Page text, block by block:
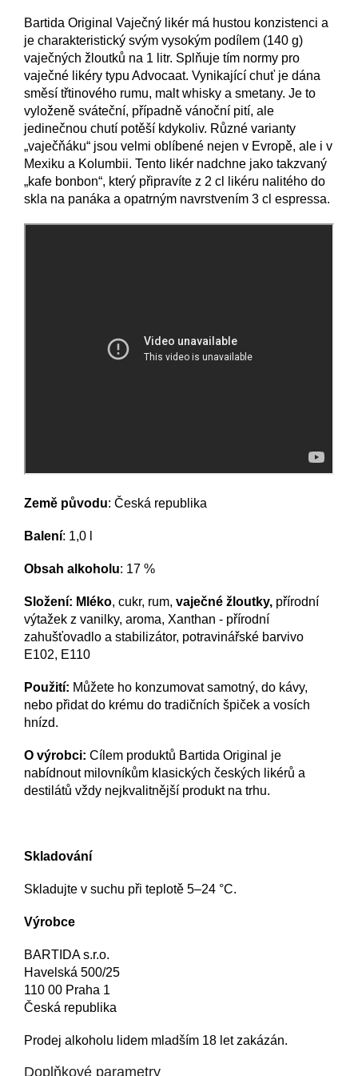
Bartida Original Vaječný likér má hustou konzistenci a
je charakteristický svým vysokým podílem (140 g)
vaječných žloutků na 1 litr. Splňuje tím normy pro
vaječné likéry typu Advocaat. Vynikající chuť je dána
směsí třtinového rumu, malt whisky a smetany. Je to
vyloženě sváteční, případně vánoční pití, ale
jedinečnou chutí potěší kdykoliv. Různé varianty
„vaječňáku“ jsou velmi oblíbené nejen v Evropě, ale i v
Mexiku a Kolumbii. Tento likér nadchne jako takzvaný
„kafe bonbon“, který připravíte z 2 cl likéru nalitého do
skla na panáka a opatrným navrstvením 3 cl espressa.
Země původu: Česká republika
Balení: 1,0 l
Obsah alkoholu: 17 %
Složení: Mléko, cukr, rum, vaječné žloutky, přírodní
výtažek z vanilky, aroma, Xanthan - přírodní
zahušťovadlo a stabilizátor, potravinářské barvivo
E102, E110
Použití: Můžete ho konzumovat samotný, do kávy,
nebo přidat do krému do tradičních špiček a vosích
hnízd.
O výrobci: Cílem produktů Bartida Original je
nabídnout milovníkům klasických českých likérů a
destilátů vždy nejkvalitnější produkt na trhu.
Skladování
Skladujte v suchu při teplotě 5–24 °C.
Výrobce
BARTIDA s.r.o.
Havelská 500/25
110 00 Praha 1
Česká republika
Prodej alkoholu lidem mladším 18 let zakázán.
Doplňkové parametry